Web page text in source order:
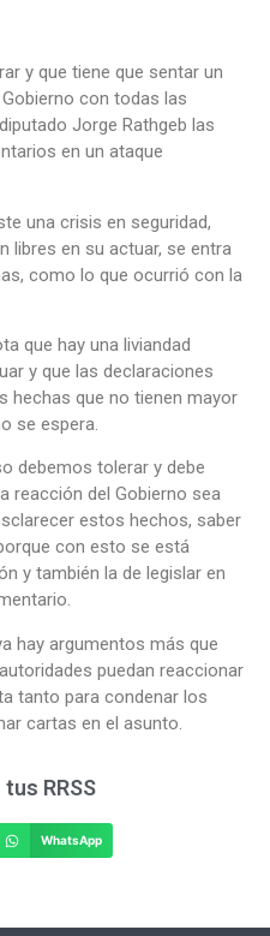
y que tiene que sentar un
con todas las
Jorge Rathgeb las
en un ataque
una crisis en seguridad,
libres en su actuar, se entra
como lo que ocurrió con la
que hay una liviandad
y que las declaraciones
hechas que no tienen mayor
se espera.
debemos tolerar y debe
reacción del Gobierno sea
estos hechos, saber
con esto se está
y también la de legislar en
hay argumentos más que
puedan reaccionar
tanto para condenar los
cartas en el asunto.
RRSS
WhatsApp